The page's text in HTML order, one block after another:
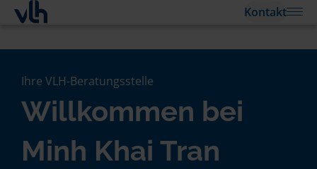
Kontakt
Ihre VLH-Beratungsstelle
Willkommen bei
Minh Khai Tran